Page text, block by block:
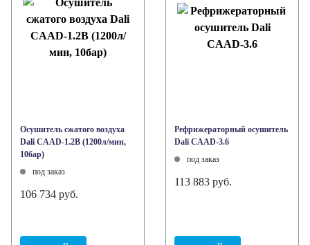
Осушитель сжатого воздуха
Dali CAAD-1.2B (1200л/мин,
10бар)
под заказ
106 734 руб.
Рефрижераторный осушитель
Dali CAAD-3.6
под заказ
113 883 руб.